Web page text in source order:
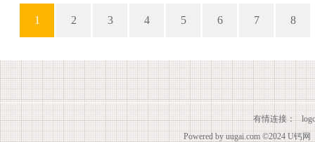
1 2 3 4 5 6 7 8
有情连接：
Powered by uugai.com ©2024 U钙网